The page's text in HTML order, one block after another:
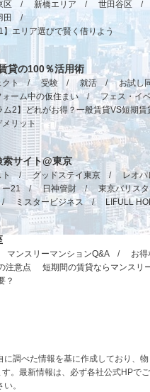
区 / 新橋エリア / 世田谷区 /
田
/
】エリア選びで賢く借りよう
貸の100％活用術
クト/ 受験 / 就活 /
お試し
ーム中の仮住まい/
フェス・イ
ム2】どれがお得？一般賃貸VS短期賃
リット
サイト@東京
/ グッドステイ東京 /
レオ
ー21 / 日神管財 / 東京バリスタ
ミスタービジネス/ LIFULL
マンスリーマンションQ&A/
お
注意点
短期間の賃貸ならマンスリ
？
に調べた情報を基に作成しており、物
。最新情報は、必ず各社公式HPでご
。